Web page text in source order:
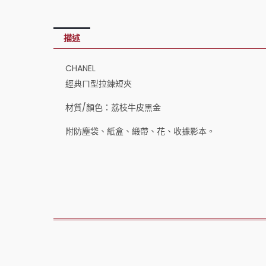
描述
CHANEL
經典ㄇ型拉鍊短夾
材質/顏色：荔枝牛皮黑金
附防塵袋、紙盒、緞帶、花、收據影本。